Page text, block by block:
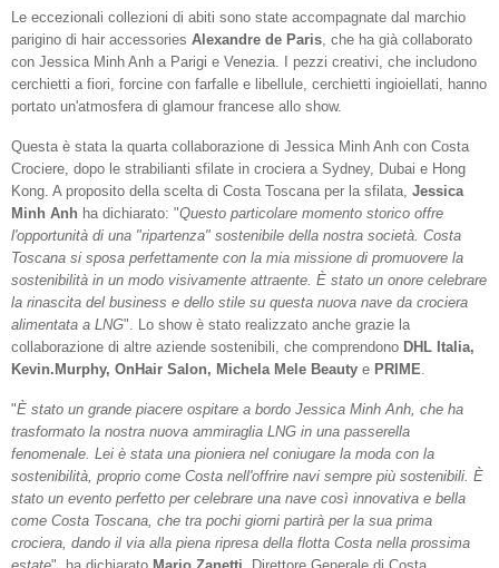
Le eccezionali collezioni di abiti sono state accompagnate dal marchio
parigino di hair accessories Alexandre de Paris, che ha già collaborato
con Jessica Minh Anh a Parigi e Venezia. I pezzi creativi, che includono
cerchietti a fiori, forcine con farfalle e libellule, cerchietti ingioiellati, hanno
portato un'atmosfera di glamour francese allo show.
Questa è stata la quarta collaborazione di Jessica Minh Anh con Costa
Crociere, dopo le strabilianti sfilate in crociera a Sydney, Dubai e Hong
Kong. A proposito della scelta di Costa Toscana per la sfilata, Jessica
Minh Anh ha dichiarato: "Questo particolare momento storico offre
l'opportunità di una "ripartenza" sostenibile della nostra società. Costa
Toscana si sposa perfettamente con la mia missione di promuovere la
sostenibilità in un modo visivamente attraente. È stato un onore celebrare
la rinascita del business e dello stile su questa nuova nave da crociera
alimentata a LNG". Lo show è stato realizzato anche grazie la
collaborazione di altre aziende sostenibili, che comprendono DHL Italia,
Kevin.Murphy, OnHair Salon, Michela Mele Beauty e PRIME.
"È stato un grande piacere ospitare a bordo Jessica Minh Anh, che ha
trasformato la nostra nuova ammiraglia LNG in una passerella
fenomenale. Lei è stata una pioniera nel coniugare la moda con la
sostenibilità, proprio come Costa nell'offrire navi sempre più sostenibili. È
stato un evento perfetto per celebrare una nave così innovativa e bella
come Costa Toscana, che tra pochi giorni partirà per la sua prima
crociera, dando il via alla piena ripresa della flotta Costa nella prossima